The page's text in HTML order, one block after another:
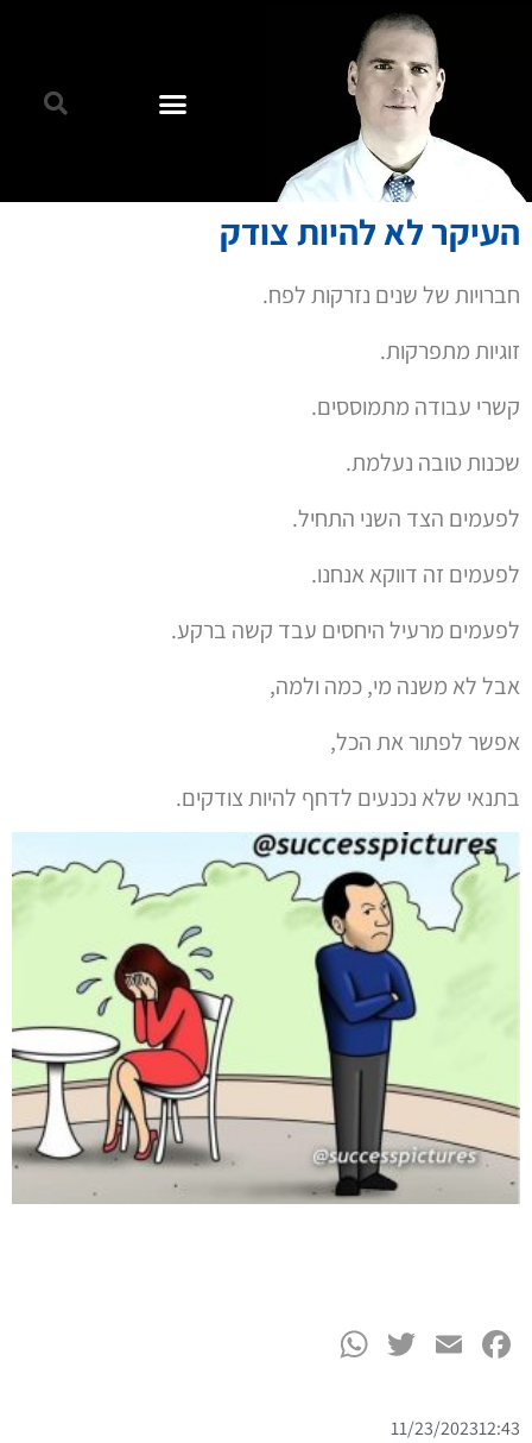
העיקר לא להיות צודק
חברויות של שנים נזרקות לפח.
זוגיות מתפרקות.
קשרי עבודה מתמוססים.
שכנות טובה נעלמת.
לפעמים הצד השני התחיל.
לפעמים זה דווקא אנחנו.
לפעמים מרעיל היחסים עבד קשה ברקע.
אבל לא משנה מי, כמה ולמה,
אפשר לפתור את הכל,
בתנאי שלא נכנעים לדחף להיות צודקים.
Facebook
Email
Twitter
12:43
11/23/2023